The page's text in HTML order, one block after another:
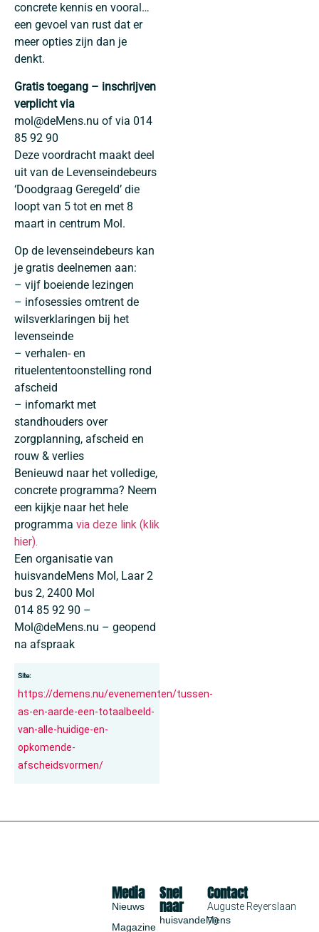
concrete kennis en vooral…
een gevoel van rust dat er
meer opties zijn dan je
denkt.
Gratis toegang – inschrijven
verplicht via
mol@deMens.nu of via 014
85 92 90
Deze voordracht maakt deel
uit van de Levenseindebeurs
‘Doodgraag Geregeld’ die
loopt van 5 tot en met 8
maart in centrum Mol.
Op de levenseindebeurs kan
je gratis deelnemen aan:
– vijf boeiende lezingen
– infosessies omtrent de
wilsverklaringen bij het
levenseinde
– verhalen- en
rituelententoonstelling rond
afscheid
– infomarkt met
standhouders over
zorgplanning, afscheid en
rouw & verlies
Benieuwd naar het volledige,
concrete programma? Neem
een kijkje naar het hele
programma via deze link (klik
hier).
Een organisatie van
huisvandeMens Mol, Laar 2
bus 2, 2400 Mol
014 85 92 90 –
Mol@deMens.nu – geopend
na afspraak
Site:
https://demens.nu/evenementen/tussen-
as-en-aarde-een-totaalbeeld-
van-alle-huidige-en-
opkomende-
afscheidsvormen/
Snel
naar
huisvandeMens
Media
Nieuws
Magazine
Contact
Auguste Reyerslaan
70